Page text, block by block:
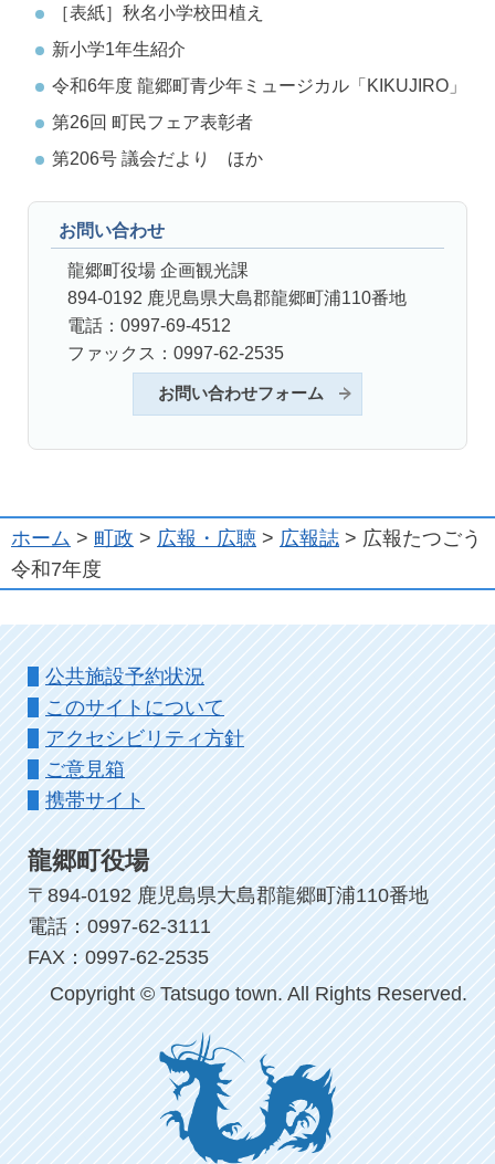
［表紙］秋名小学校田植え
新小学1年生紹介
令和6年度 龍郷町青少年ミュージカル「KIKUJIRO」
第26回 町民フェア表彰者
第206号 議会だより ほか
お問い合わせ
龍郷町役場 企画観光課
894-0192 鹿児島県大島郡龍郷町浦110番地
電話：0997-69-4512
ファックス：0997-62-2535
お問い合わせフォーム
ホーム > 町政 > 広報・広聴 > 広報誌 > 広報たつごう
令和7年度
公共施設予約状況
このサイトについて
アクセシビリティ方針
ご意見箱
携帯サイト
龍郷町役場
〒894-0192 鹿児島県大島郡龍郷町浦110番地
電話：0997-62-3111
FAX：0997-62-2535
Copyright © Tatsugo town. All Rights Reserved.